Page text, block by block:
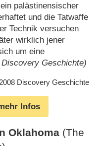
palästinensischer
und die Tatwaffe
Technik versuchen
wirklich jener
um eine
Discovery Geschichte)
Discovery Geschichte
Infos
Oklahoma (The